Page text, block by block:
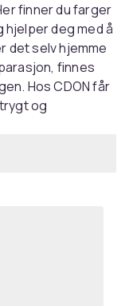
finner du farger
deg med å
det selv hjemme
finnes
Hos CDON får
og